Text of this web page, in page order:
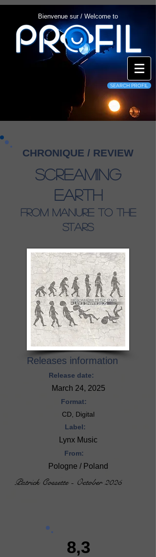
Bienvenue sur / Welcome to
SEARCH PROFIL
CHRONIQUE / REVIEW
Screaming
Earth
From Manure To The
Stars
Releases information
Release date:
March 24, 2025
Format:
CD, Digital
Label:
Lynx Music
From:
Pologne / Poland
Patrick Cossette - October 2025
8,3